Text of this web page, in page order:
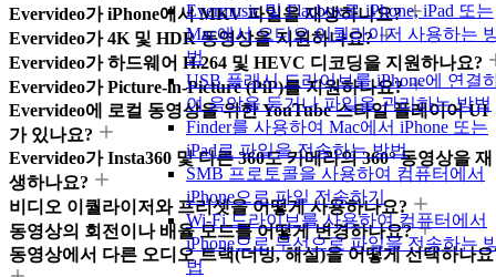
Evermusic 및 Flacbox로 iPhone, iPad 또는
Mac에서 오디오 이퀄라이저 사용하는
법
USB 플래시 드라이브를 iPhone에 연결
여 음악을 듣거나 파일을 관리하는 방법
Finder를 사용하여 Mac에서 iPhone 또는
iPad로 파일을 전송하는 방법
SMB 프로토콜을 사용하여 컴퓨터에서
iPhone으로 파일 전송하기
Wi-Fi 드라이브를 사용하여 컴퓨터에서
iPhone으로 무선으로 파일을 전송하는
법
Evervideo가 iPhone에서 MKV 파일을 재생하나요?
Evervideo가 4K 및 HDR 동영상을 지원하나요?
Evervideo가 하드웨어 H.264 및 HEVC 디코딩을 지원하나요?
Evervideo가 Picture-in-Picture (PiP)를 지원하나요?
Evervideo에 로컬 동영상을 위한 YouTube 스타일 플레이어 UI
가 있나요?
Evervideo가 Insta360 및 다른 360도 카메라의 360° 동영상을 재
생하나요?
비디오 이퀄라이저와 프리셋을 어떻게 사용하나요?
동영상의 회전이나 배율 모드를 어떻게 변경하나요?
동영상에서 다른 오디오 트랙(더빙, 해설)을 어떻게 선택하나요